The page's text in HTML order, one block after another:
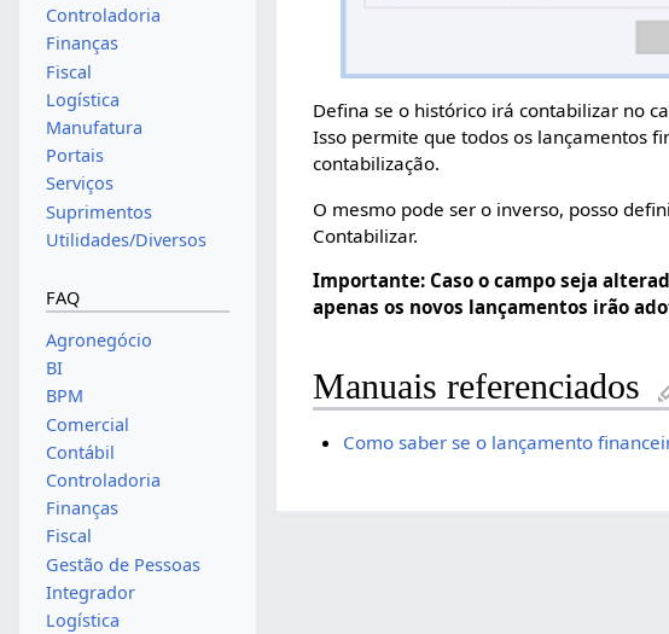
Defina se o histórico irá contabilizar no
Isso permite que todos os lançamentos
contabilização.
O mesmo pode ser o inverso, posso
Contabilizar.
Importante: Caso o campo seja
apenas os novos lançamentos irão
Manuais referenciados
Como saber se o lançamento
Controladoria
Finanças
Fiscal
Logística
Manufatura
Portais
Serviços
Suprimentos
Utilidades/Diversos
FAQ
Agronegócio
BI
BPM
Comercial
Contábil
Controladoria
Finanças
Fiscal
Gestão de Pessoas
Integrador
Logística